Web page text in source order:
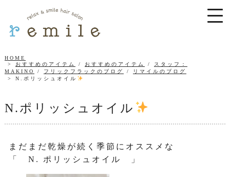
HOME
おすすめのアイテム
/ おすすめのアイテム / スタッフ：
MAKINO
/ フリックフラックのブログ /
リマイルのブログ
N.ポリッシュオイル
N.ポリッシュオイル
まだまだ乾燥が続く季節にオススメな
「 N. ポリッシュオイル 」